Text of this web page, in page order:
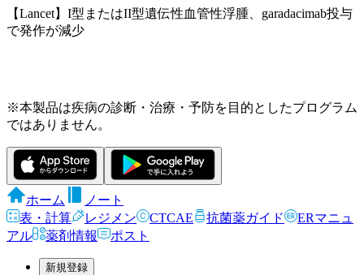
【Lancet】I型またはII型遺伝性血管性浮腫、garadacimab投与
で発作が減少
※本製品は疾病の診断・治療・予防を目的としたプログラム
ではありません。
ホーム
ノート
表・計算
レジメン CTCAE 抗菌薬ガイド
ERマニュ
アル
薬剤情報 ポスト
新規登録